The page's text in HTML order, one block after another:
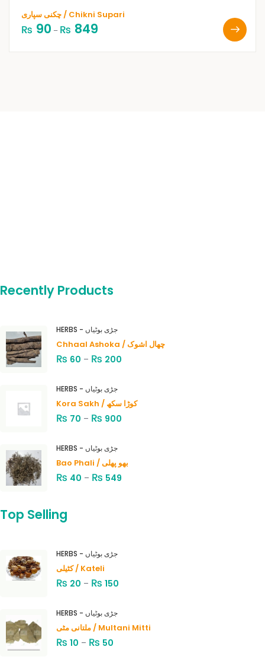
چکنی سپاری / Chikni Supari
₨ 90 – ₨ 849
Recently Products
HERBS - جڑی بوٹیاں
Chhaal Ashoka / چھال اشوک
₨ 60 – ₨ 200
HERBS - جڑی بوٹیاں
Kora Sakh / کوڑا سکھ
₨ 70 – ₨ 900
HERBS - جڑی بوٹیاں
Bao Phali / بھو پھلی
₨ 40 – ₨ 549
Top Selling
HERBS - جڑی بوٹیاں
کٹیلی / Kateli
₨ 20 – ₨ 150
HERBS - جڑی بوٹیاں
ملتانی مٹی / Multani Mitti
₨ 10 – ₨ 50